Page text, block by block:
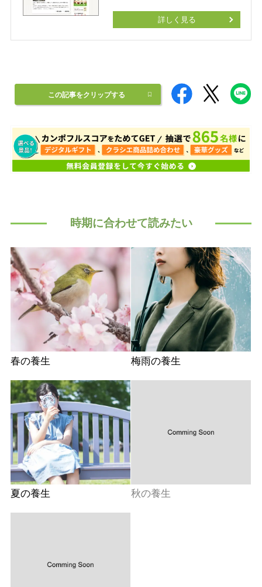
詳しく見る
この記事をクリップする
時期に合わせて読みたい
春の養生 梅雨の養生
夏の養生 秋の養生